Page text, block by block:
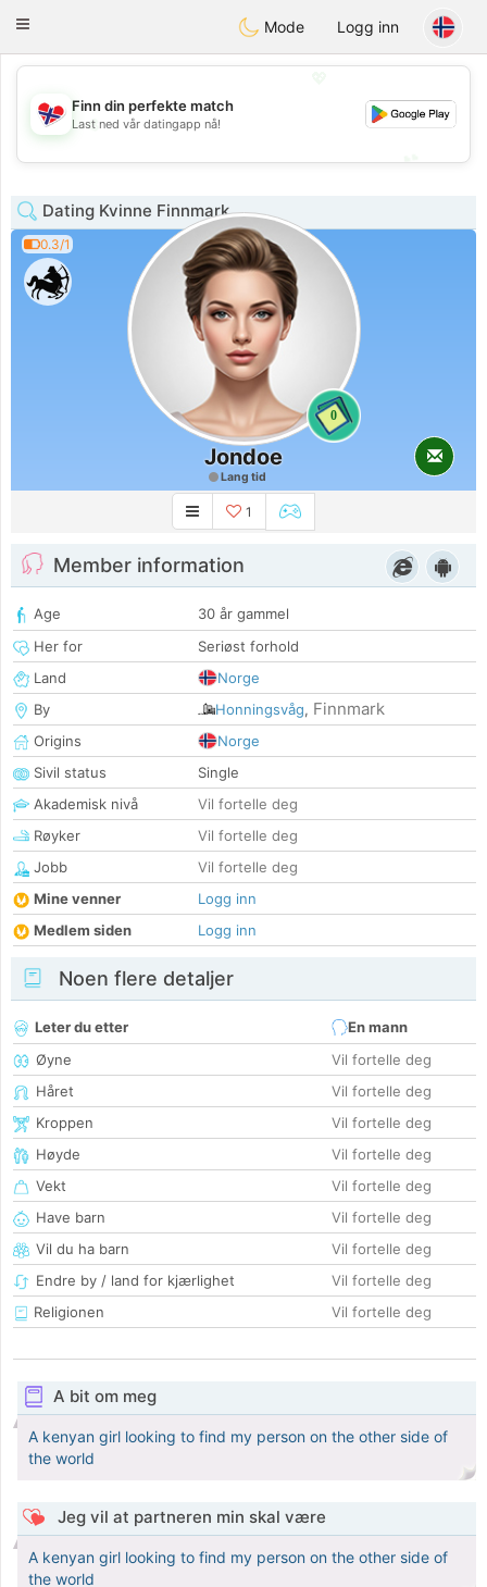
EkteNordmenn
Toggle
Mode Logg inn
💖
💕
Finn din perfekte match
Last ned vår datingapp nå!
Dating Kvinne Finnmark
0.3/1
0
Jondoe
Lang tid
1
Member information
Age
30 år gammel
Her for
Seriøst forhold
Land
Norge
By
Honningsvåg, Finnmark
Origins
Norge
Sivil status
Single
Akademisk nivå
Vil fortelle deg
Røyker
Vil fortelle deg
Jobb
Vil fortelle deg
Mine venner
Logg inn
Medlem siden
Logg inn
Noen flere detaljer
Leter du etter
En mann
Øyne
Vil fortelle deg
Håret
Vil fortelle deg
Kroppen
Vil fortelle deg
Høyde
Vil fortelle deg
Vekt
Vil fortelle deg
Have barn
Vil fortelle deg
Vil du ha barn
Vil fortelle deg
Endre by / land for kjærlighet
Vil fortelle deg
Religionen
Vil fortelle deg
A bit om meg
A kenyan girl looking to find my person on the other side of
the world
Jeg vil at partneren min skal være
A kenyan girl looking to find my person on the other side of
the world